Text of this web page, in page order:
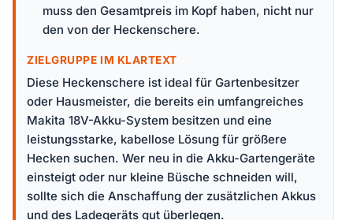
muss den Gesamtpreis im Kopf haben, nicht nur
den von der Heckenschere.
ZIELGRUPPE IM KLARTEXT
Diese Heckenschere ist ideal für Gartenbesitzer
oder Hausmeister, die bereits ein umfangreiches
Makita 18V-Akku-System besitzen und eine
leistungsstarke, kabellose Lösung für größere
Hecken suchen. Wer neu in die Akku-Gartengeräte
einsteigt oder nur kleine Büsche schneiden will,
sollte sich die Anschaffung der zusätzlichen Akkus
und des Ladegeräts gut überlegen.